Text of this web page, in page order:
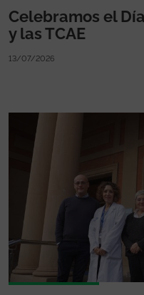
Celebramos el
y las TCAE
13/07/2026